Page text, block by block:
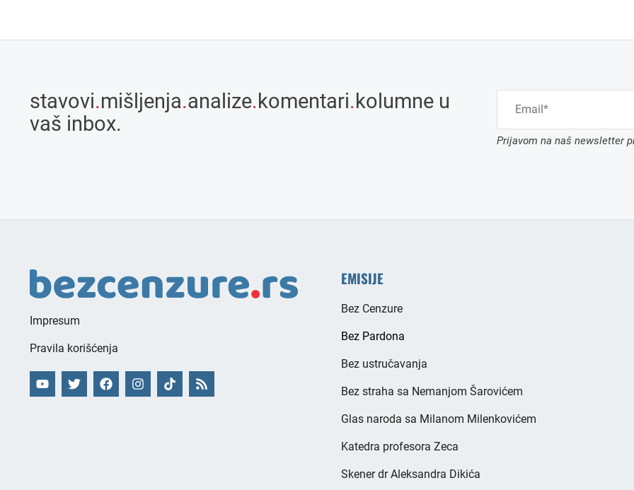
stavovi.mišljenja.analize.komentari.kolumne u
vaš inbox.
Prijavom na naš newsletter
Impresum
Pravila korišćenja
EMISIJE
Bez Cenzure
Bez Pardona
Bez ustručavanja
Bez straha sa Nemanjom Šarovićem
Glas naroda sa Milanom Milenkovićem
Katedra profesora Zeca
Skener dr Aleksandra Dikića